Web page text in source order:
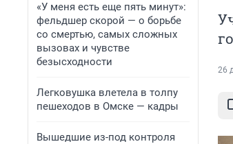
«У меня есть еще пять минут»:
фельдшер скорой — о борьбе
со смертью, самых сложных
вызовах и чувстве
безысходности
Легковушка влетела в толпу
пешеходов в Омске — кадры
Вышедшие из-под контроля
26